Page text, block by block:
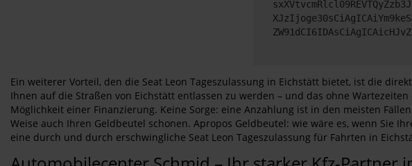
Ein weiterer Vorteil, den die Seat Leon Tageszulassung in Eichstätt bietet, ist die
Ihnen auf die Straßen von Eichstätt entlassen zu werden – und das ohne
Möglichkeit einer Finanzierung. Keine Sorge: eine Anzahlung ist in den meisten
Weise auch Ihren Geldbeutel schonen. Apropos Geldbeutel: wie wäre es, wenn Sie
eine durch und durch erschwingliche Seat Leon Tageszulassung für Fahrten in